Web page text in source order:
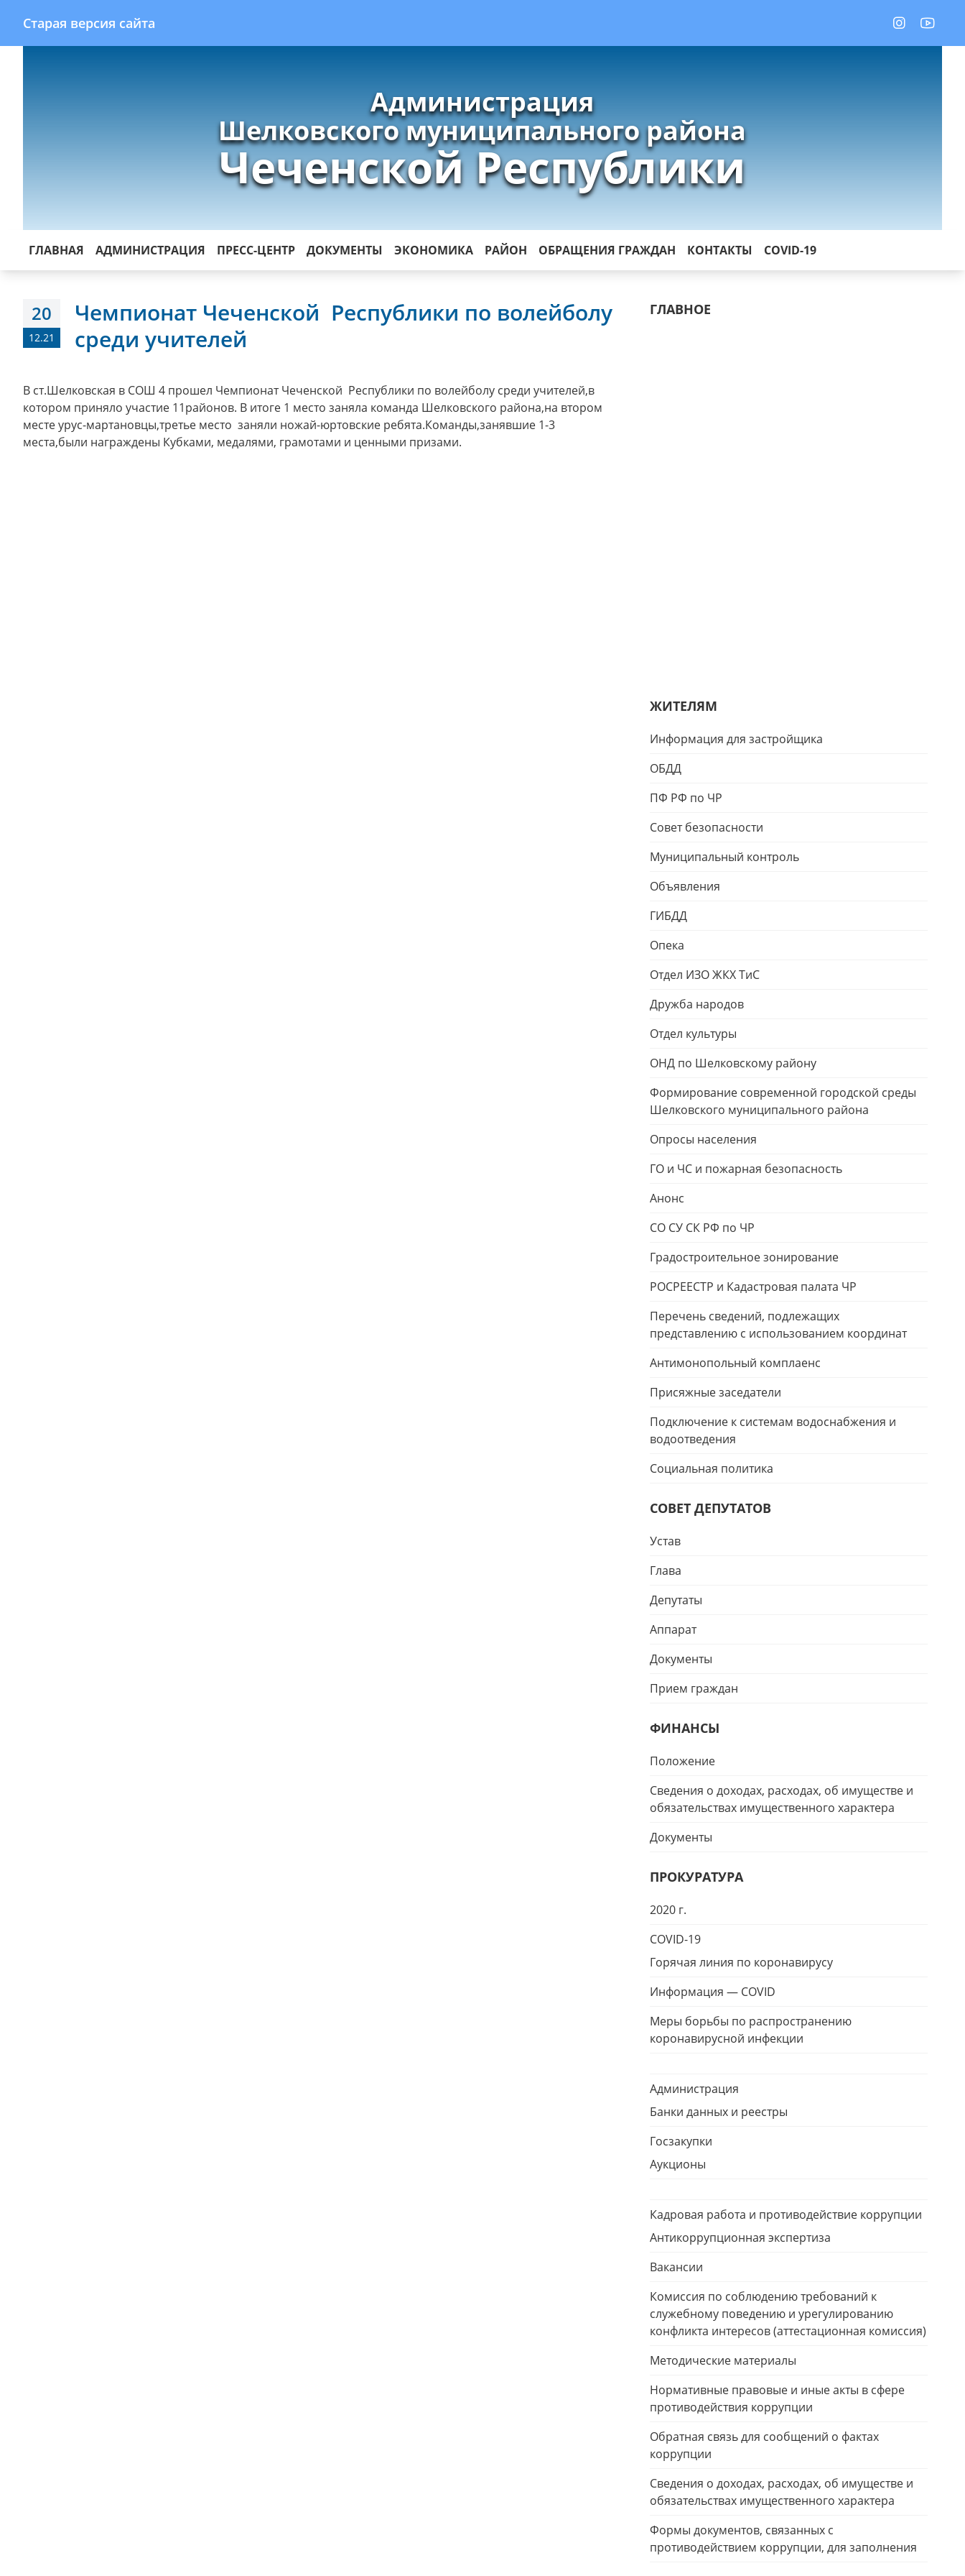
Старая версия сайта
Администрация
Шелковского муниципального района
Чеченской Республики
ГЛАВНАЯ АДМИНИСТРАЦИЯ ПРЕСС-ЦЕНТР ДОКУМЕНТЫ ЭКОНОМИКА РАЙОН ОБРАЩЕНИЯ ГРАЖДАН КОНТАКТЫ COVID-19
20
12.21
Чемпионат Чеченской Республики по волейболу
среди учителей
В ст.Шелковская в СОШ 4 прошел Чемпионат Чеченской Республики по волейболу среди учителей,в
котором приняло участие 11районов. В итоге 1 место заняла команда Шелковского района,на втором
месте урус-мартановцы,третье место заняли ножай-юртовские ребята.Команды,занявшие 1-3
места,были награждены Кубками, медалями, грамотами и ценными призами.
ГЛАВНОЕ
ЖИТЕЛЯМ
Информация для застройщика
ОБДД
ПФ РФ по ЧР
Совет безопасности
Муниципальный контроль
Объявления
ГИБДД
Опека
Отдел ИЗО ЖКХ ТиС
Дружба народов
Отдел культуры
ОНД по Шелковскому району
Формирование современной городской среды
Шелковского муниципального района
Опросы населения
ГО и ЧС и пожарная безопасность
Анонс
СО СУ СК РФ по ЧР
Градостроительное зонирование
РОСРЕЕСТР и Кадастровая палата ЧР
Перечень сведений, подлежащих
представлению с использованием координат
Антимонопольный комплаенс
Присяжные заседатели
Подключение к системам водоснабжения и
водоотведения
Социальная политика
СОВЕТ ДЕПУТАТОВ
Устав
Глава
Депутаты
Аппарат
Документы
Прием граждан
ФИНАНСЫ
Положение
Сведения о доходах, расходах, об имуществе и
обязательствах имущественного характера
Документы
ПРОКУРАТУРА
2020 г.
COVID-19
Горячая линия по коронавирусу
Информация — COVID
Меры борьбы по распространению
коронавирусной инфекции
Администрация
Банки данных и реестры
Госзакупки
Аукционы
Кадровая работа и противодействие коррупции
Антикоррупционная экспертиза
Вакансии
Комиссия по соблюдению требований к
служебному поведению и урегулированию
конфликта интересов (аттестационная комиссия)
Методические материалы
Нормативные правовые и иные акты в сфере
противодействия коррупции
Обратная связь для сообщений о фактах
коррупции
Сведения о доходах, расходах, об имуществе и
обязательствах имущественного характера
Формы документов, связанных с
противодействием коррупции, для заполнения